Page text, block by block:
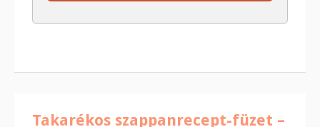
Takarékos szappanrecept-füzet –